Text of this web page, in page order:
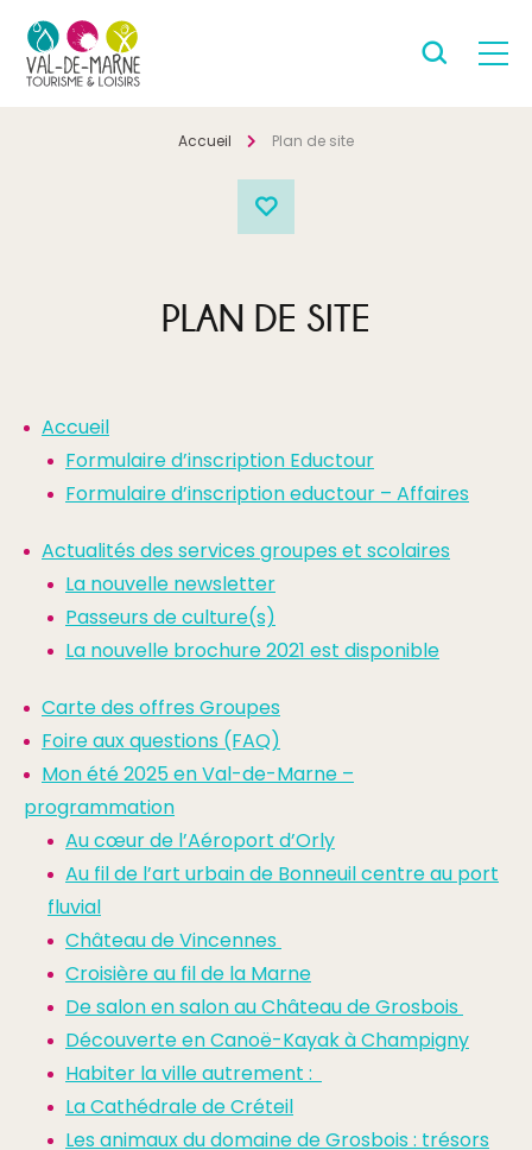
Accueil Plan de site
PLAN DE SITE
Accueil
Formulaire d’inscription Eductour
Formulaire d’inscription eductour – Affaires
Actualités des services groupes et scolaires
La nouvelle newsletter
Passeurs de culture(s)
La nouvelle brochure 2021 est disponible
Carte des offres Groupes
Foire aux questions (FAQ)
Mon été 2025 en Val-de-Marne –
programmation
Au cœur de l’Aéroport d’Orly
Au fil de l’art urbain de Bonneuil centre au port
fluvial
Château de Vincennes
Croisière au fil de la Marne
De salon en salon au Château de Grosbois
Découverte en Canoë-Kayak à Champigny
Habiter la ville autrement :
La Cathédrale de Créteil
Les animaux du domaine de Grosbois : trésors